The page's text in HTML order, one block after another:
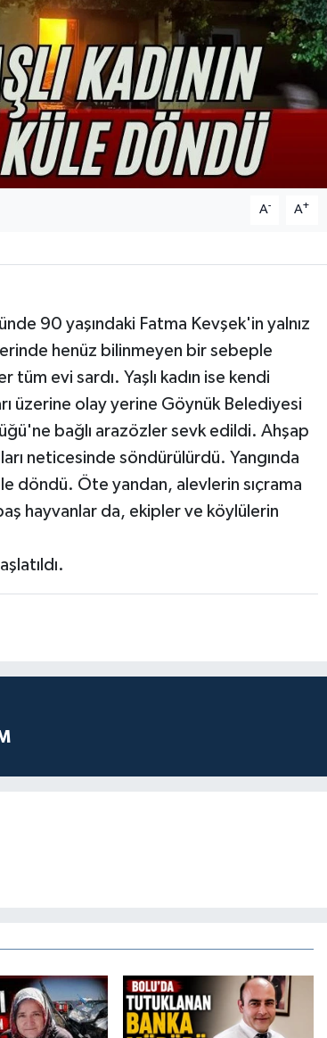
A- A+
90 yaşındaki Fatma Kevşek'in yalnız
henüz bilinmeyen bir sebeple
tüm evi sardı. Yaşlı kadın ise kendi
üzerine olay yerine Göynük Belediyesi
bağlı arazözler sevk edildi. Ahşap
neticesinde söndürülürdü. Yangında
döndü. Öte yandan, alevlerin sıçrama
hayvanlar da, ekipler ve köylülerin